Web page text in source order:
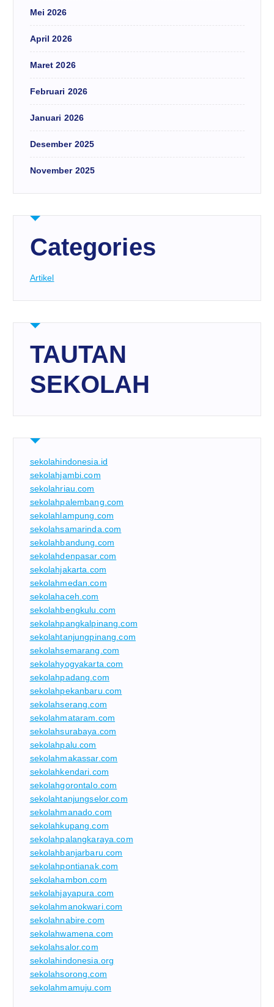
Mei 2026
April 2026
Maret 2026
Februari 2026
Januari 2026
Desember 2025
November 2025
Categories
Artikel
TAUTAN
SEKOLAH
sekolahindonesia.id
sekolahjambi.com
sekolahriau.com
sekolahpalembang.com
sekolahlampung.com
sekolahsamarinda.com
sekolahbandung.com
sekolahdenpasar.com
sekolahjakarta.com
sekolahmedan.com
sekolahaceh.com
sekolahbengkulu.com
sekolahpangkalpinang.com
sekolahtanjungpinang.com
sekolahsemarang.com
sekolahyogyakarta.com
sekolahpadang.com
sekolahpekanbaru.com
sekolahserang.com
sekolahmataram.com
sekolahsurabaya.com
sekolahpalu.com
sekolahmakassar.com
sekolahkendari.com
sekolahgorontalo.com
sekolahtanjungselor.com
sekolahmanado.com
sekolahkupang.com
sekolahpalangkaraya.com
sekolahbanjarbaru.com
sekolahpontianak.com
sekolahambon.com
sekolahjayapura.com
sekolahmanokwari.com
sekolahnabire.com
sekolahwamena.com
sekolahsalor.com
sekolahindonesia.org
sekolahsorong.com
sekolahmamuju.com